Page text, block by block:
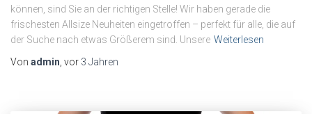
können, sind Sie an der richtigen Stelle! Wir haben gerade die
frischesten Allsize Neuheiten eingetroffen – perfekt für alle, die auf
der Suche nach etwas Größerem sind. Unsere Weiterlesen
Von admin , vor 3 Jahren